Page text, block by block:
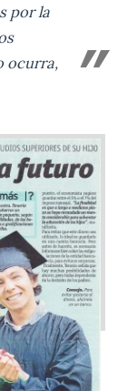
por la
ocurra,